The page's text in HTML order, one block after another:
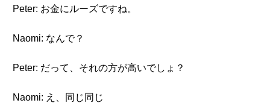
Peter: お金にルーズですね。
Naomi: なんで？
Peter: だって、それの方が高いでしょ？
Naomi: え、同じ同じ